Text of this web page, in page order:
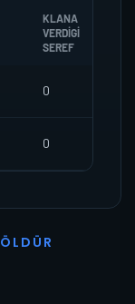
KLANA
VERDIGI
SEREF
0
0
Ö L D Ü R